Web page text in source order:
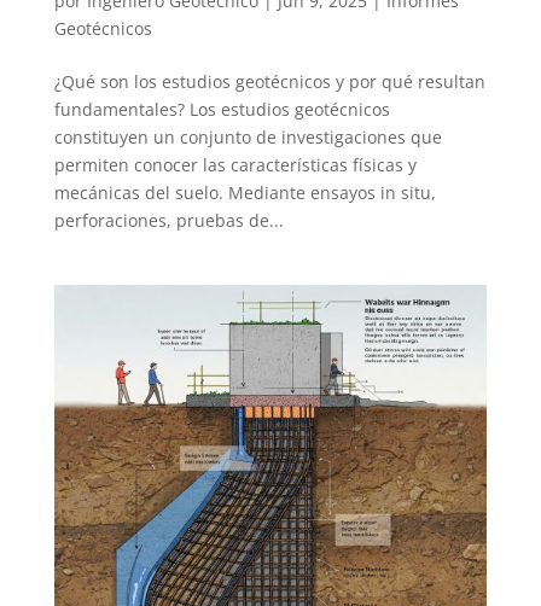
Geotécnicos
¿Qué son los estudios geotécnicos y por qué resultan
fundamentales? Los estudios geotécnicos
constituyen un conjunto de investigaciones que
permiten conocer las características físicas y
mecánicas del suelo. Mediante ensayos in situ,
perforaciones, pruebas de...